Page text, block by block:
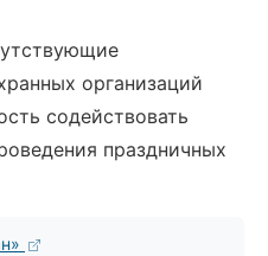
организаций
содействовать
праздничных